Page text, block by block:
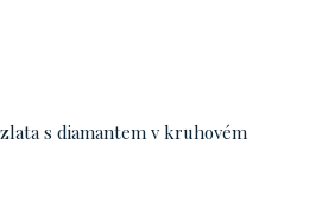
s diamantem v kruhovém